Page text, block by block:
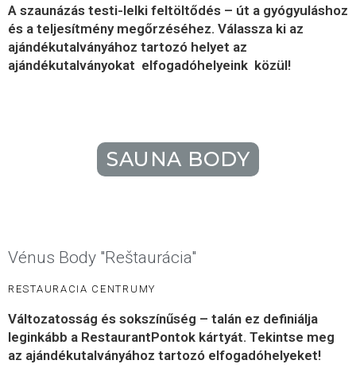
A szaunázás testi-lelki feltöltődés – út a gyógyuláshoz
és a teljesítmény megőrzéséhez. Válassza ki az
ajándékutalványához tartozó helyet az
ajándékutalványokat elfogadóhelyeink közül!
SAUNA BODY
Vénus Body "reštaurácia"
RESTAURACIA CENTRUMY
Változatosság és sokszínűség – talán ez definiálja
leginkább a RestaurantPontok kártyát. Tekintse meg
az ajándékutalványához tartozó elfogadóhelyeket!